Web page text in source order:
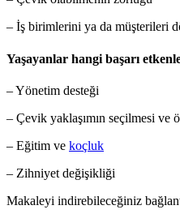
– İş birimlerini ya da müşterileri
Yaşayanlar hangi başarı
– Yönetim desteği
– Çevik yaklaşımın seçilmesi ve
– Eğitim ve koçluk
– Zihniyet değişikliği
Makaleyi indirebileceğiniz